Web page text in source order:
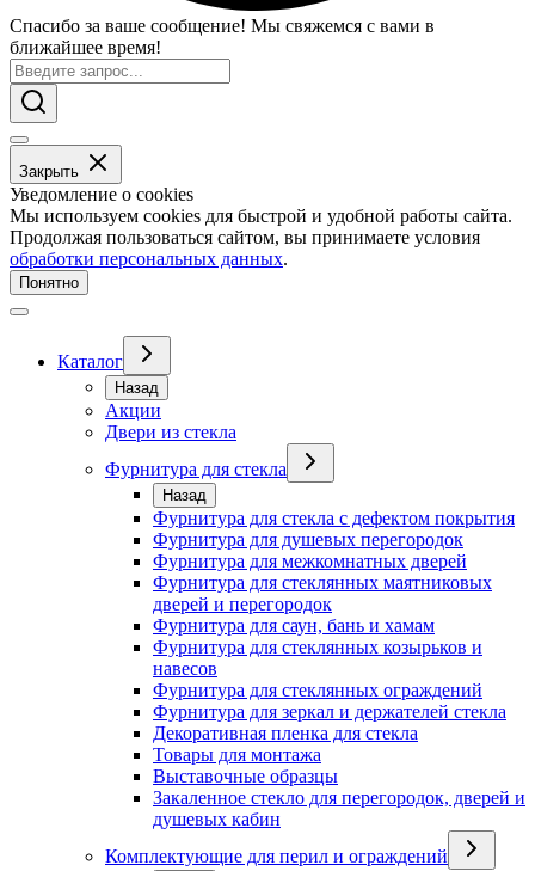
Спасибо за ваше сообщение! Мы свяжемся с вами в
ближайшее время!
Закрыть
Уведомление о cookies
Мы используем cookies для быстрой и удобной работы сайта.
Продолжая пользоваться сайтом, вы принимаете условия
обработки персональных данных.
Понятно
Каталог
Назад
Акции
Двери из стекла
Фурнитура для стекла
Назад
Фурнитура для стекла с дефектом покрытия
Фурнитура для душевых перегородок
Фурнитура для межкомнатных дверей
Фурнитура для стеклянных маятниковых
дверей и перегородок
Фурнитура для саун, бань и хамам
Фурнитура для стеклянных козырьков и
навесов
Фурнитура для стеклянных ограждений
Фурнитура для зеркал и держателей стекла
Декоративная пленка для стекла
Товары для монтажа
Выставочные образцы
Закаленное стекло для перегородок, дверей и
душевых кабин
Комплектующие для перил и ограждений